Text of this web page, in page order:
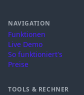
NAVIGATION
Funktionen
Live Demo
So funktioniert's
Preise
TOOLS & RECHNER